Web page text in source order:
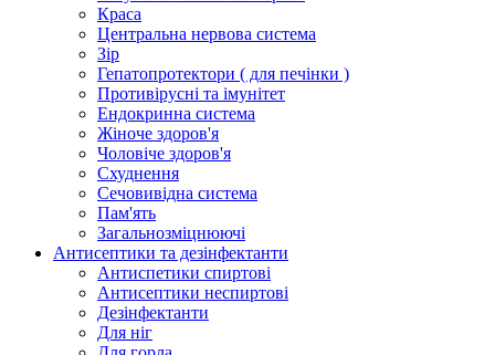
Краса
Центральна нервова система
Зір
Гепатопротектори ( для печінки )
Противірусні та імунітет
Ендокринна система
Жіноче здоров'я
Чоловіче здоров'я
Схуднення
Сечовивідна система
Пам'ять
Загальнозміцнюючі
Антисептики та дезінфектанти
Антиспетики спиртові
Антисептики неспиртові
Дезінфектанти
Для ніг